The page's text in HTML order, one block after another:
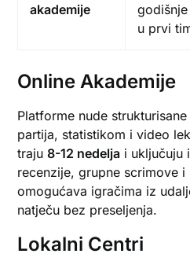
akademije
u prvi
Online Akademije
Platforme nude
partija, statistikom i video
traju8-12 nedelja i uključuju
recenzije, grupne scrimove
omogućava igračima iz
natječu bez preseljenja.
Lokalni Centri